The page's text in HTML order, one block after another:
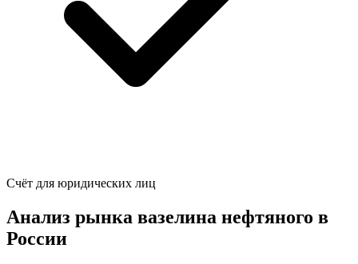
Счёт для юридических лиц
Анализ рынка вазелина нефтяного в
России